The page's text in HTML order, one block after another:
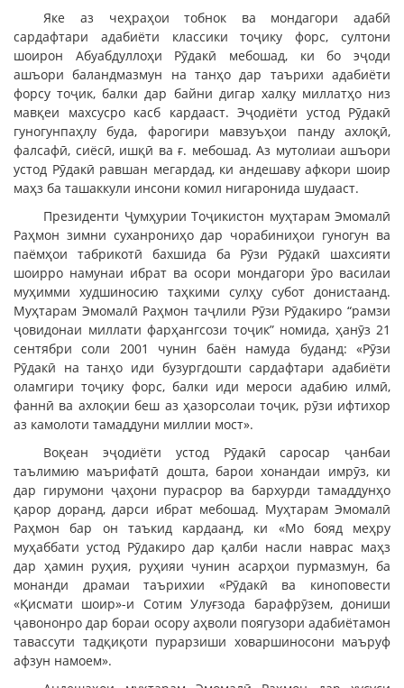
Яке аз чеҳраҳои тобнок ва мондагори адабӣ
сардафтари адабиёти классики тоҷику форс, султони
шоирон Абуабдуллоҳи Рӯдакӣ мебошад, ки бо эҷоди
ашъори баландмазмун на танҳо дар таърихи адабиёти
форсу тоҷик, балки дар байни дигар халқу миллатҳо низ
мавқеи махсусро касб кардааст. Эҷодиёти устод Рӯдакӣ
гуногунпаҳлу буда, фарогири мавзуъҳои панду ахлоқӣ,
фалсафӣ, сиёсӣ, ишқӣ ва ғ. мебошад. Аз мутолиаи ашъори
устод Рӯдакӣ равшан мегардад, ки андешаву афкори шоир
маҳз ба ташаккули инсони комил нигаронида шудааст.
Президенти Ҷумҳурии Тоҷикистон муҳтарам Эмомалӣ
Раҳмон зимни суханрониҳо дар чорабиниҳои гуногун ва
паёмҳои табрикотӣ бахшида ба Рӯзи Рӯдакӣ шахсияти
шоирро намунаи ибрат ва осори мондагори ӯро василаи
муҳимми худшиносию таҳкими сулҳу субот донистаанд.
Муҳтарам Эмомалӣ Раҳмон таҷлили Рӯзи Рӯдакиро “рамзи
ҷовидонаи миллати фарҳангсози тоҷик” номида, ҳанӯз 21
сентябри соли 2001 чунин баён намуда буданд: «Рӯзи
Рӯдакӣ на танҳо иди бузургдошти сардафтари адабиёти
оламгири тоҷику форс, балки иди мероси адабию илмӣ,
фаннӣ ва ахлоқии беш аз ҳазорсолаи тоҷик, рӯзи ифтихор
аз камолоти тамаддуни миллии мост».
Воқеан эҷодиёти устод Рӯдакӣ саросар ҷанбаи
таълимию маърифатӣ дошта, барои хонандаи имрӯз, ки
дар гирумони ҷаҳони пурасрор ва бархурди тамаддунҳо
қарор доранд, дарси ибрат мебошад. Муҳтарам Эмомалӣ
Раҳмон бар он таъкид кардаанд, ки «Мо бояд меҳру
муҳаббати устод Рӯдакиро дар қалби насли наврас маҳз
дар ҳамин руҳия, руҳияи чунин асарҳои пурмазмун, ба
монанди драмаи таърихии «Рӯдакӣ ва киноповести
«Қисмати шоир»-и Сотим Улуғзода барафрӯзем, дониши
ҷавононро дар бораи осору аҳволи поягузори адабиётамон
тавассути тадқиқоти пурарзиши ховаршиносони маъруф
афзун намоем».